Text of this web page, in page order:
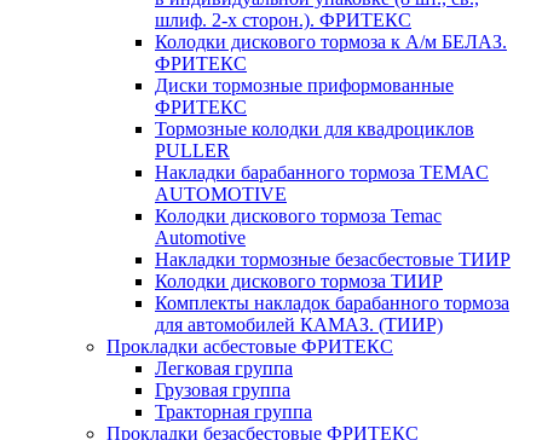
шлиф. 2-х сторон.). ФРИТЕКС
Колодки дискового тормоза к А/м БЕЛАЗ.
ФРИТЕКС
Диски тормозные приформованные
ФРИТЕКС
Тормозные колодки для квадроциклов
PULLER
Накладки барабанного тормоза TEMAC
AUTOMOTIVE
Колодки дискового тормоза Temac
Automotive
Накладки тормозные безасбестовые ТИИР
Колодки дискового тормоза ТИИР
Комплекты накладок барабанного тормоза
для автомобилей КАМАЗ. (ТИИР)
Прокладки асбестовые ФРИТЕКС
Легковая группа
Грузовая группа
Тракторная группа
Прокладки безасбестовые ФРИТЕКС